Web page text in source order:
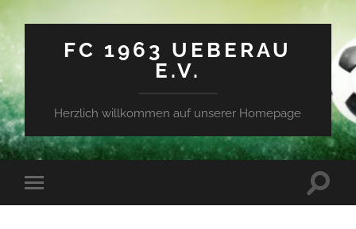
FC 1963 UEBERAU
E.V.
Herzlich willkommen auf unserer Homepage
Mobile-
Menü